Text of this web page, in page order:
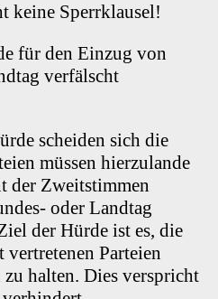
keine Sperrklausel!
für den Einzug von
verfälscht
scheiden sich die
müssen hierzulande
der Zweitstimmen
oder Landtag
der Hürde ist es, die
Parteien
halten. Dies verspricht